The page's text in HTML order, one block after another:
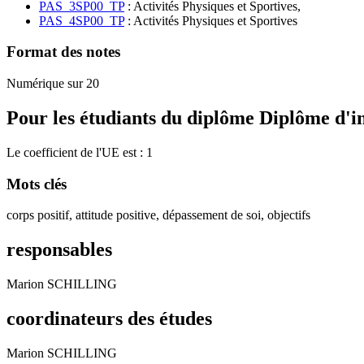
PAS_3SP00_TP: Activités Physiques et Sportives,
PAS_4SP00_TP: Activités Physiques et Sportives
Format des notes
Numérique sur 20
Pour les étudiants du diplôme Diplôme
Le coefficient de l'UE est : 1
Mots clés
corps positif, attitude positive, dépassement de soi, objectifs
responsables
Marion SCHILLING
coordinateurs des études
Marion SCHILLING